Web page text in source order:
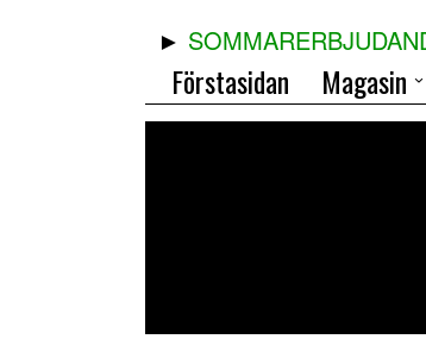
Förstasidan Magasin